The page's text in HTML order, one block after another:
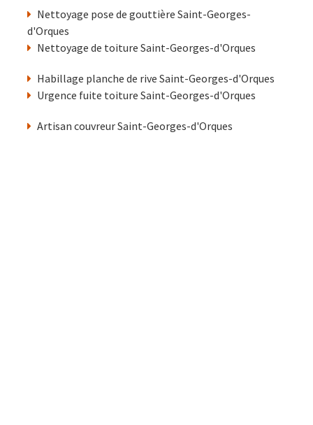
Nettoyage pose de gouttière Saint-Georges-
d'Orques
Nettoyage de toiture Saint-Georges-d'Orques
Habillage planche de rive Saint-Georges-d'Orques
Urgence fuite toiture Saint-Georges-d'Orques
Artisan couvreur Saint-Georges-d'Orques